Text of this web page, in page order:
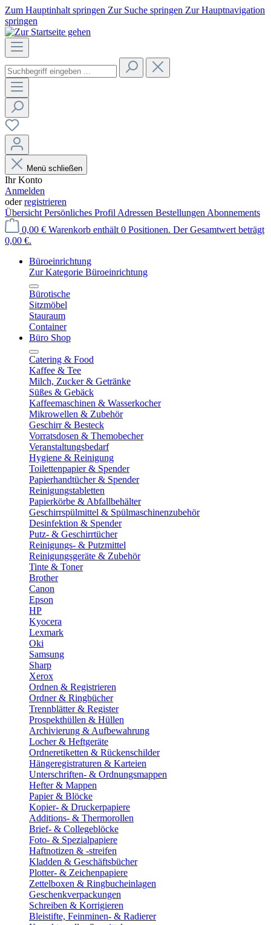
Zum Hauptinhalt springen Zur Suche springen Zur Hauptnavigation
springen
Menü schließen
Ihr Konto
Anmelden
oderregistrieren
Übersicht Persönliches Profil Adressen Bestellungen Abonnements
0,00 € Warenkorb enthält 0 Positionen. Der Gesamtwert beträgt
0,00 €.
Büroeinrichtung
Zur Kategorie Büroeinrichtung
Bürotische
Sitzmöbel
Stauraum
Container
Büro Shop
Catering & Food
Kaffee & Tee
Milch, Zucker & Getränke
Süßes & Gebäck
Kaffeemaschinen & Wasserkocher
Mikrowellen & Zubehör
Geschirr & Besteck
Vorratsdosen & Themobecher
Veranstaltungsbedarf
Hygiene & Reinigung
Toilettenpapier & Spender
Papierhandtücher & Spender
Reinigungstabletten
Papierkörbe & Abfallbehälter
Geschirrspülmittel & Spülmaschinenzubehör
Desinfektion & Spender
Putz- & Geschirrtücher
Reinigungs- & Putzmittel
Reinigungsgeräte & Zubehör
Tinte & Toner
Brother
Canon
Epson
HP
Kyocera
Lexmark
Oki
Samsung
Sharp
Xerox
Ordnen & Registrieren
Ordner & Ringbücher
Trennblätter & Register
Prospekthüllen & Hüllen
Archivierung & Aufbewahrung
Locher & Heftgeräte
Ordneretiketten & Rückenschilder
Hängeregistraturen & Karteien
Unterschriften- & Ordnungsmappen
Hefter & Mappen
Papier & Blöcke
Kopier- & Druckerpapiere
Additions- & Thermorollen
Brief- & Collegeblöcke
Foto- & Spezialpapiere
Haftnotizen & -streifen
Kladden & Geschäftsbücher
Plotter- & Zeichenpapiere
Zettelboxen & Ringbucheinlagen
Geschenkverpackungen
Schreiben & Korrigieren
Bleistifte, Feinminen- & Radierer